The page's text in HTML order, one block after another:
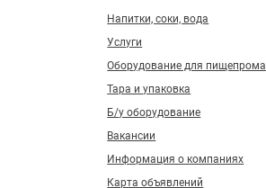
Напитки, соки, вода
Услуги
Оборудование для пищепрома
Тара и упаковка
Б/у оборудование
Вакансии
Информация о компаниях
Карта объявлений